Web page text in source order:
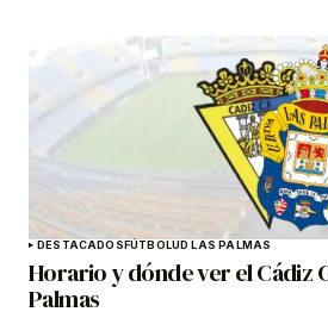
DESTACADOSFÚTBOLUD LAS PALMAS
Horario y dónde ver el Cádiz
Palmas